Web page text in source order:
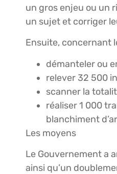
un gros enjeu ou un
un sujet et corriger
Ensuite, concernant
démanteler ou
relever 32 500
scanner la
réaliser 1 000
blanchiment
Les moyens
Le Gouvernement a
ainsi qu’un